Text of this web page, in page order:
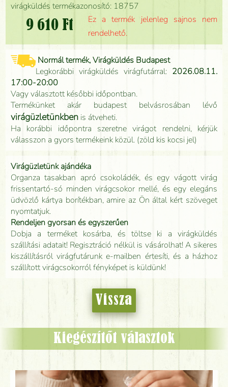
virágküldés termékazonosító: 18757
9 610 Ft
Ez a termék jelenleg sajnos nem
rendelhető.
Normál termék, Virágküldés Budapest
Legkorábbi virágküldés virágfutárral: 2026.08.11.
17:00-20:00
Vagy választott későbbi időpontban.
Termékünket akár budapest belvásrosában lévő
virágüzletünkben is átveheti.
Ha korábbi időpontra szeretne virágot rendelni, kérjük
válasszon a gyors termékeink közül. (zöld kis kocsi jel)
Virágüzletünk ajándéka
Organza tasakban apró csokoládék, és egy vágott virág
frissentartó-só minden virágcsokor mellé, és egy elegáns
üdvözlő kártya borítékban, amire az Ön által kért szöveget
nyomtatjuk.
Rendeljen gyorsan és egyszerűen
Dobja a terméket kosárba, és töltse ki a virágküldés
szállítási adatait! Regisztráció nélkül is vásárolhat! A sikeres
kiszállításról virágfutárunk e-mailben értesíti, és a házhoz
szállított virágcsokorról fényképet is küldünk!
Vissza
Kiegészítőt választok